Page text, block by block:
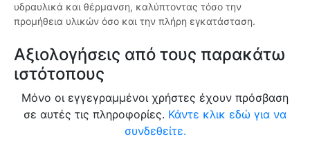
υδραυλικά και θέρμανση, καλύπτοντας τόσο την
προμήθεια υλικών όσο και την πλήρη εγκατάσταση.
Αξιολογήσεις από τους παρακάτω
ιστότοπους
Μόνο οι εγγεγραμμένοι χρήστες έχουν πρόσβαση
σε αυτές τις πληροφορίες. Κάντε κλικ εδώ για να
συνδεθείτε.